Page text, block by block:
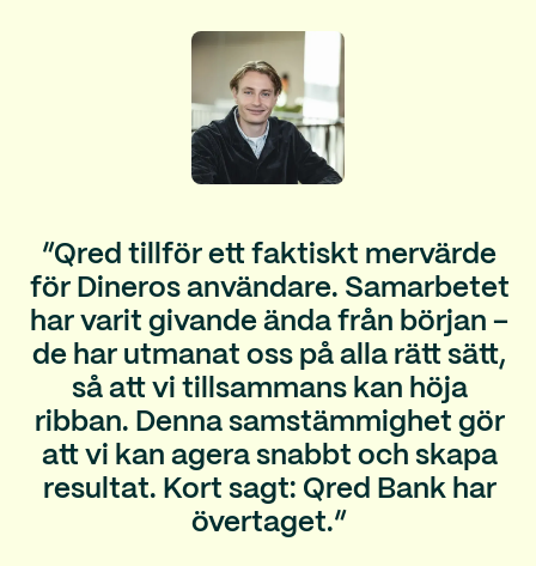
”Qred tillför ett faktiskt mervärde
för Dineros användare. Samarbetet
har varit givande ända från början –
de har utmanat oss på alla rätt sätt,
så att vi tillsammans kan höja
ribban. Denna samstämmighet gör
att vi kan agera snabbt och skapa
resultat. Kort sagt: Qred Bank har
övertaget.”